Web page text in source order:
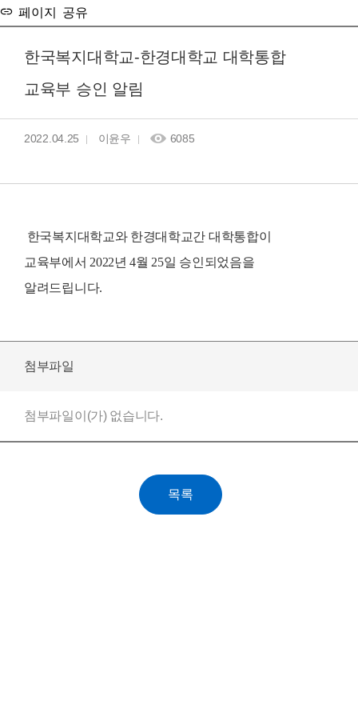
페이지 공유
한국복지대학교-한경대학교 대학통합
교육부 승인 알림
2022.04.25 이윤우 6085
한국복지대학교와 한경대학교간 대학통합이
교육부에서 2022년 4월 25일 승인되었음을
알려드립니다.
첨부파일
첨부파일이(가) 없습니다.